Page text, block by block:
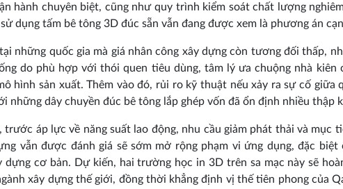
hành chuyên biệt, cũng như quy trình kiểm soát chất lượng
dụng tấm bê tông 3D đúc sẵn vẫn đang được xem là phương án
những quốc gia mà giá nhân công xây dựng còn tương đối thấp,
do phù hợp với thói quen tiêu dùng, tâm lý ưa chuộng nhà
hình sản xuất. Thêm vào đó, rủi ro kỹ thuật nếu xảy ra sự cố
những dây chuyền đúc bê tông lắp ghép vốn đã ổn định nhiều thập
trước áp lực về năng suất lao động, nhu cầu giảm phát thải và mục
vẫn được đánh giá sẽ sớm mở rộng phạm vi ứng dụng, đặc
dựng cơ bản. Dự kiến, hai trường học in 3D trên sa mạc này sẽ
xây dựng thế giới, đồng thời khẳng định vị thế tiên phong của